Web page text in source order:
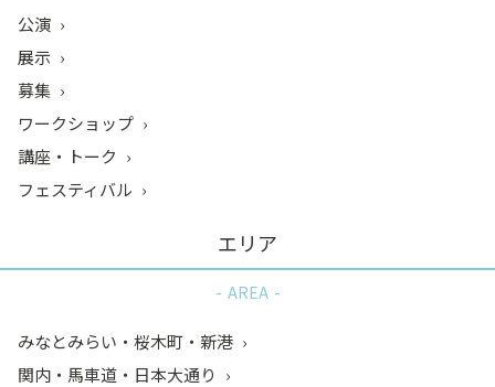
公演
展示
募集
ワークショップ
講座・トーク
フェスティバル
エリア
AREA
みなとみらい・桜木町・新港
関内・馬車道・日本大通り